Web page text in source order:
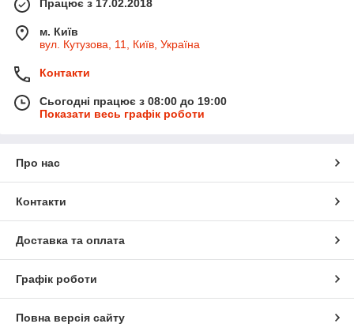
Працює з 17.02.2018
м. Київ
вул. Кутузова, 11, Київ, Україна
Контакти
Сьогодні працює з 08:00 до 19:00
Показати весь графік роботи
Про нас
Контакти
Доставка та оплата
Графік роботи
Повна версія сайту